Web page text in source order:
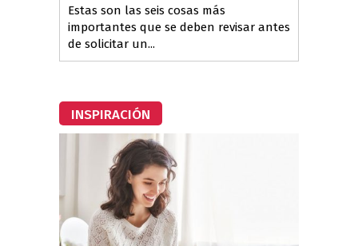
Estas son las seis cosas más
importantes que se deben revisar antes
de solicitar un...
INSPIRACIÓN